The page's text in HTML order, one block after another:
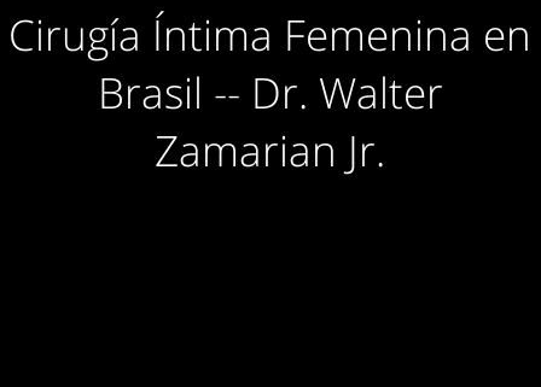
Cirugía Íntima Femenina en
Brasil -- Dr. Walter
Zamarian Jr.